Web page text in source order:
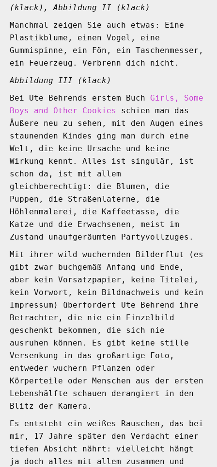
(klack), Abbildung II (klack)
Manchmal zeigen Sie auch etwas: Eine
Plastikblume, einen Vogel, eine
Gummispinne, ein Fön, ein Taschenmesser,
ein Feuerzeug. Verbrenn dich nicht.
Abbildung III (klack)
Bei Ute Behrends erstem Buch Girls, Some
Boys and Other Cookies
schien man das
Äußere neu zu sehen, mit den Augen eines
staunenden Kindes ging man durch eine
Welt, die keine Ursache und keine
Wirkung kennt. Alles ist singulär, ist
schon da, ist mit allem
gleichberechtigt: die Blumen, die
Puppen, die Straßenlaterne, die
Höhlenmalerei, die Kaffeetasse, die
Katze und die Erwachsenen, meist im
Zustand unaufgeräumten Partyvollzuges.
Mit ihrer wild wuchernden Bilderflut (es
gibt zwar buchgemäß Anfang und Ende,
aber kein Vorsatzpapier, keine Titelei,
kein Vorwort, kein Bildnachweis und kein
Impressum) überfordert Ute Behrend ihre
Betrachter, die nie ein Einzelbild
geschenkt bekommen, die sich nie
ausruhen können. Es gibt keine stille
Versenkung in das großartige Foto,
entweder wuchern Pflanzen oder
Körperteile oder Menschen aus der ersten
Lebenshälfte schauen derangiert in den
Blitz der Kamera.
Es entsteht ein weißes Rauschen, das bei
mir, 17 Jahre später den Verdacht einer
tiefen Absicht nährt: vielleicht hängt
ja doch alles mit allem zusammen und